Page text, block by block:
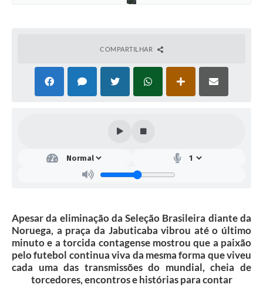
COMPARTILHAR
Apesar da eliminação da Seleção Brasileira diante da
Noruega, a praça da Jabuticaba vibrou até o último
minuto e a torcida contagense mostrou que a paixão
pelo futebol continua viva da mesma forma que viveu
cada uma das transmissões do mundial, cheia de
torcedores, encontros e histórias para contar